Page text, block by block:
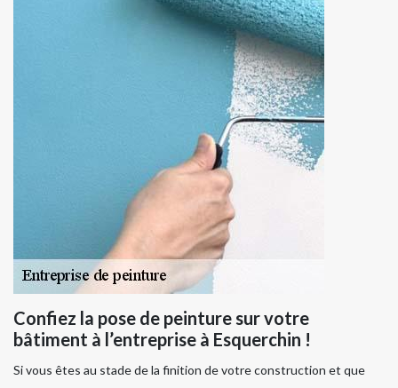
Confiez la pose de peinture sur votre
bâtiment à l’entreprise à Esquerchin !
Si vous êtes au stade de la finition de votre construction et que